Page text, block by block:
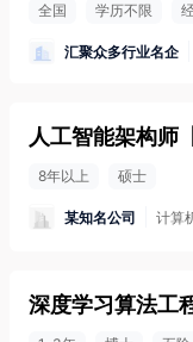
全国 学历不限
汇聚众多行业名企
人工智能架构师
8年以上 硕士
某知名公司 计算
深度学习算法工